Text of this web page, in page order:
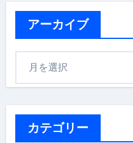
アーカイブ
カテゴリー